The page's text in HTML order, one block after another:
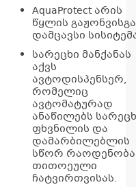
AquaProtect არის
წყლის
დამცავსი
სარეცხი მანქანას
აქვს
ავტოდისპენსერ,
რომელიც
ავტომატურად
ანაწილებს
ფხვნილის და
დამარბილებლის
სწორ
თითოეული
ჩატვირთვისას.